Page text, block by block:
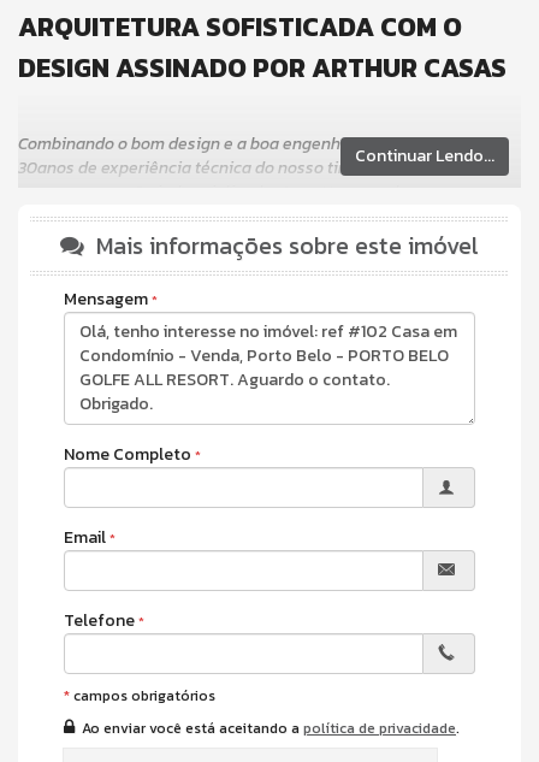
ARQUITETURA SOFISTICADA COM O
DESIGN ASSINADO POR ARTHUR CASAS
Combinando o bom design e a boa engenharia aos mais de
30anos de experiência técnica do nosso time de colaboradores
revolucionárias e proporciona uma nova experiência de
construção.
Características do Imóvel
Aquecimento de Água
Ar Condicionado
Sistema de Alarme
Piso Laminado
Piso Vinílico
Acabamento em Gesso
Fechadura Eletrônica
Vista Panorâmica
Home Office
Sala de Estar
Cozinha
Continuar Lendo...
Mais informações sobre este imóvel
Mensagem
Nome Completo
Email
Telefone
*campos obrigatórios
Ao enviar você está aceitando apolítica de privacidade.